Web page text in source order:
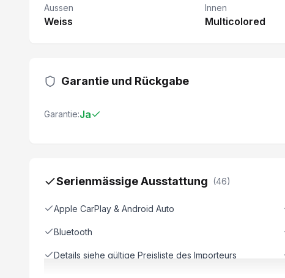
Aussen
Weiss
Innen
Multicolored
Garantie und Rückgabe
Garantie:Ja
Serienmässige Ausstattung (46)
Apple CarPlay & Android Auto
Bluetooth
Details siehe gültige Preisliste des Importeurs